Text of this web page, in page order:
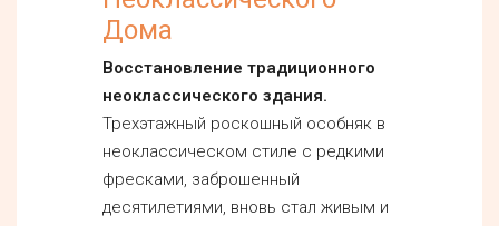
Дома
Восстановление традиционного
неоклассического здания.
Трехэтажный роскошный особняк в
неоклассическом стиле с редкими
фресками, заброшенный
десятилетиями, вновь стал живым и